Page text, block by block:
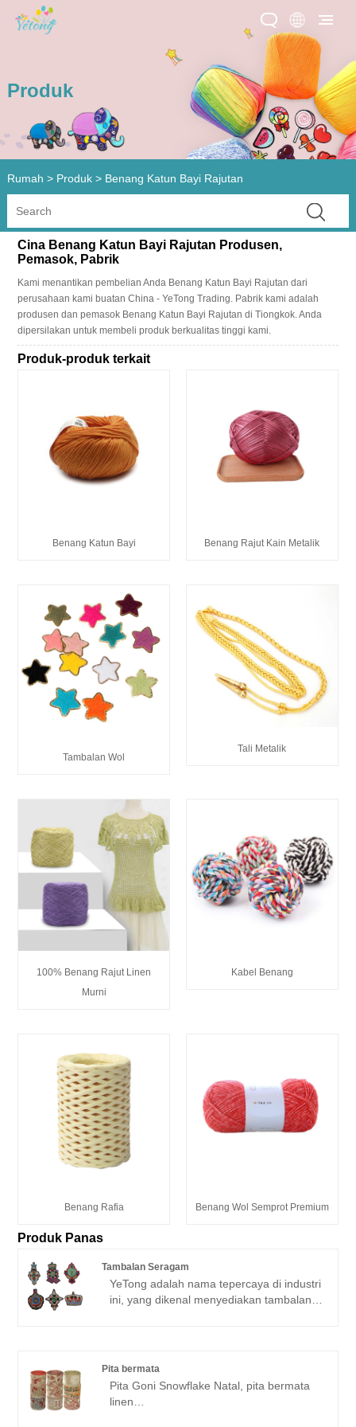
Produk
Rumah > Produk > Benang Katun Bayi Rajutan
Cina Benang Katun Bayi Rajutan Produsen,
Pemasok, Pabrik
Kami menantikan pembelian Anda Benang Katun Bayi Rajutan dari
perusahaan kami buatan China - YeTong Trading. Pabrik kami adalah
produsen dan pemasok Benang Katun Bayi Rajutan di Tiongkok. Anda
dipersilakan untuk membeli produk berkualitas tinggi kami.
Produk-produk terkait
Benang Katun Bayi Benang Rajut Kain Metalik
Tambalan Wol
Tali Metalik
100% Benang Rajut Linen
Murni
Kabel Benang
Benang Rafia Benang Wol Semprot Premium
Produk Panas
Tambalan Seragam
YeTong adalah nama tepercaya di industri
ini, yang dikenal menyediakan tambalan
dedikasi terhadap keahlian dan perhatian
terhadap detail, kami menawarkan
beragam desain untuk disesuaikan
Pita bermata
Pita Goni Snowflake Natal, pita bermata
linen